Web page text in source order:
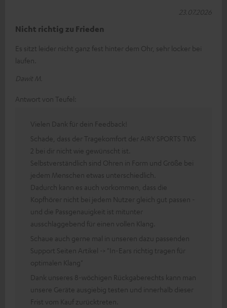
Nicht richtig zu Frieden
Es sitzt leider nicht ganz fest hinter dem Ohr, sehr locker bei
laufen.
Dawit M.
23.07.2026
Antwort von Teufel:
Vielen Dank für dein Feedback!
Schade, dass der Tragekomfort der AIRY SPORTS TWS
2 bei dir nicht wie gewünscht ist.
Selbstverständlich sind Ohren in Form und Größe bei
jedem Menschen etwas unterschiedlich.
Dadurch kann es auch vorkommen, dass die
Kopfhörer nicht bei jedem Nutzer gleich gut passen -
und die Passgenauigkeit ist mitunter
ausschlaggebend für einen vollen Klang.
Schaue auch gerne mal in unseren dazu passenden
Support Seiten Artikel -> "In-Ears richtig tragen für
optimalen Klang"
Dank unseres 8-wöchigen Rückgaberechts kann man
unsere Geräte ausgiebig testen und innerhalb dieser
Frist vom Kauf zurücktreten.